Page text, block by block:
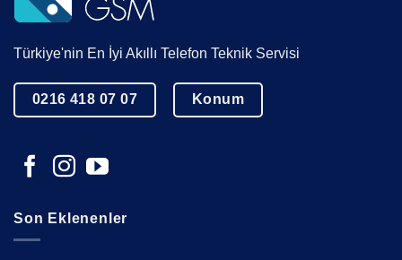
Türkiye'nin En İyi Akıllı Telefon Teknik Servisi
0216 418 07 07 Konum
Son Eklenenler